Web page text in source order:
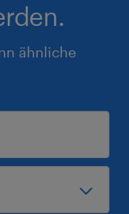
ähnliche